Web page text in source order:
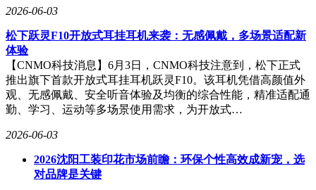
智能化方面，全新猛士M817依托华为乾崑全套智能汽车解决
方案，用智能化科技降低越野入门门槛。行驶在川西、西藏等
盘山窄路、非铺装路面时，越野首搭的华为乾崑新一代双光路
图像级激光雷达，最远可视距离达120米，可精准识别14cm矿
2026-06-03
松下跃灵F10开放式耳挂耳机来袭：无感佩戴，多场景适配新
体验
【CNMO科技消息】6月3日，CNMO科技注意到，松下正式
推出旗下首款开放式耳挂耳机跃灵F10。该耳机凭借高颜值外
观、无感佩戴、安全听音体验及均衡的综合性能，精准适配通
勤、学习、运动等多场景使用需求，为开放式…
2026-06-03
2026沈阳工装印花市场前瞻：环保个性高效成新宠，选
对品牌是关键